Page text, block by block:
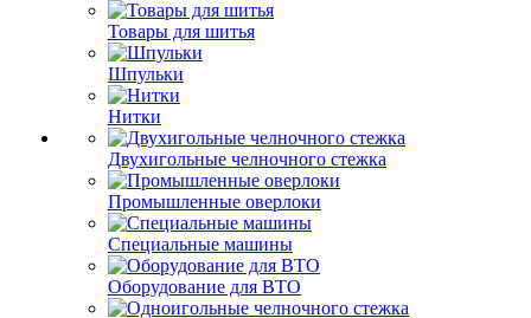
Товары для шитья
Шпульки
Нитки
Двухигольные челночного стежка
Промышленные оверлоки
Специальные машины
Оборудование для ВТО